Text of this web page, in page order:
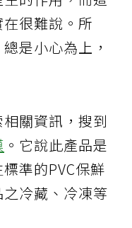
很難說。所
是小心為上，
關資訊，搜到
。它說此產品是
準的PVC保鮮
冷藏、冷凍等